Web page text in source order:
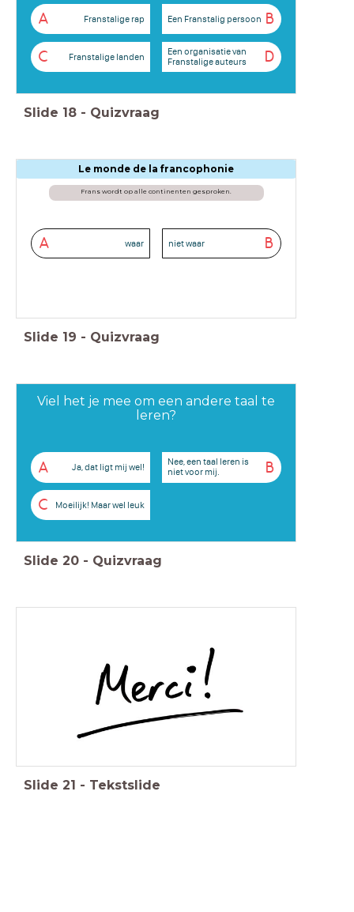
A Franstalige rap B
Een Franstalig persoon
C Franstalige landen D
Een organisatie van
Franstalige auteurs
Slide 18 - Quizvraag
Le monde de la francophonie
Frans wordt op alle continenten gesproken.
A waar B
niet waar
Slide 19 - Quizvraag
Viel het je mee om een andere taal te
leren?
A Ja, dat ligt mij wel! B
Nee, een taal leren is
niet voor mij.
C Moeilijk! Maar wel leuk
Slide 20 - Quizvraag
Slide 21 - Tekstslide